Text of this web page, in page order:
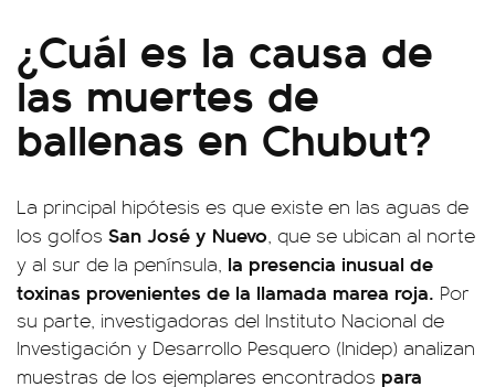
¿Cuál es la causa de
las muertes de
ballenas en Chubut?
La principal hipótesis es que existe en las aguas de
los golfos San José y Nuevo, que se ubican al norte
y al sur de la península, la presencia inusual de
toxinas provenientes de la llamada marea roja. Por
su parte, investigadoras del Instituto Nacional de
Investigación y Desarrollo Pesquero (Inidep) analizan
muestras de los ejemplares encontrados para